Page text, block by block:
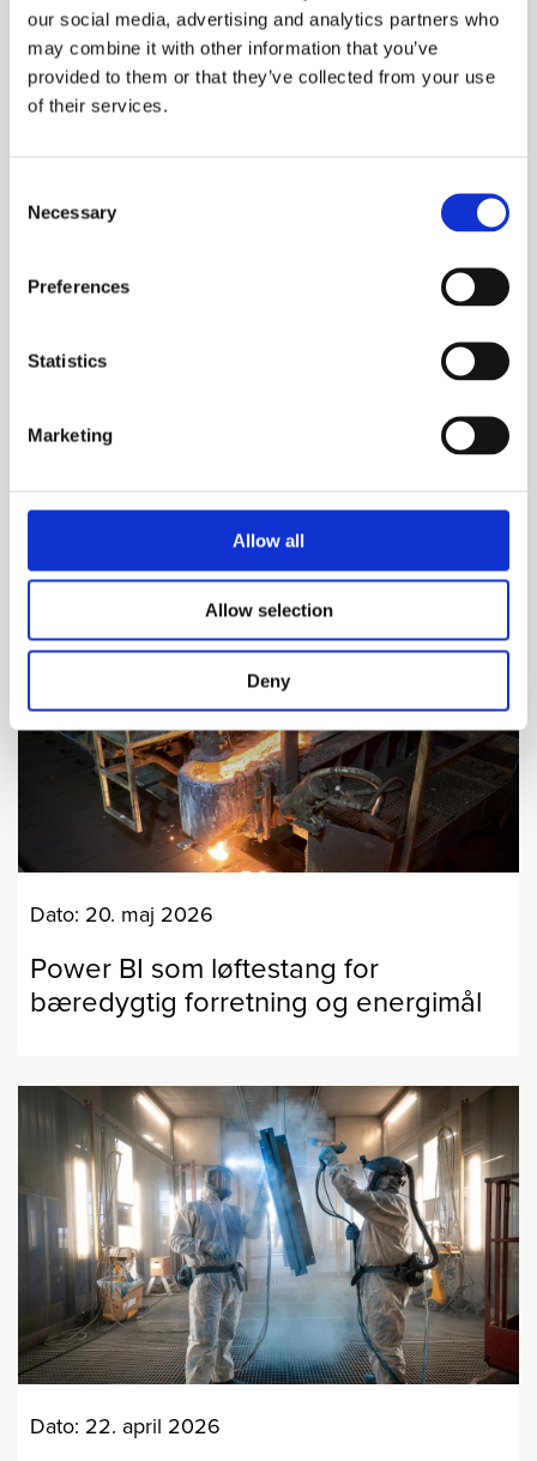
our social media, advertising and analytics partners who
may combine it with other information that you’ve
provided to them or that they’ve collected from your use
of their services.
Selection
Necessary
Preferences
Statistics
Marketing
Allow all
Allow selection
Deny
Seneste arrangementer
Vækst gennem After Sales og øget
Dato: 20. maj 2026
Power BI som løftestang for
bæredygtig forretning og energimål
Dato: 22. april 2026